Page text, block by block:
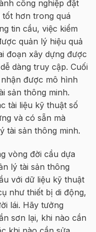
công nghiệp đặt
tốt hơn trong quá
tin cầu, việc kiểm
quản lý hiệu quả
đoạn xây dựng được
dàng truy cập. Cuối
được mô hình
sản thông minh.
tài liệu kỹ thuật số
và có sẵn mà
tài sản thông minh.
vòng đời cầu dựa
lý tài sản thông
với dữ liệu kỹ thuật
như thiết bị di động,
lái. Hãy tưởng
sơn lại, khi nào cần